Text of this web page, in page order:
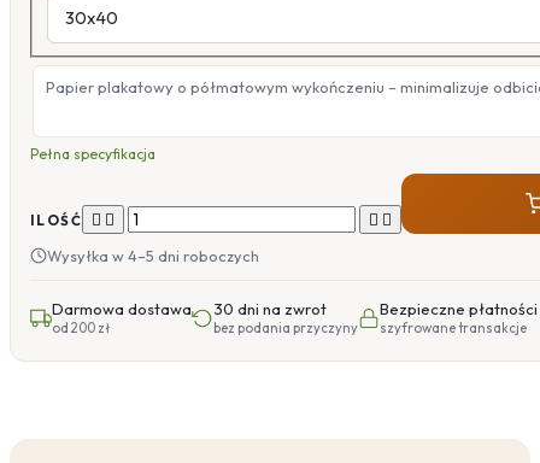
Papier plakatowy o półmatowym wykończeniu – minimalizuje
Pełna specyfikacja
ILOŚĆ    
Wysyłka w 4–5 dni roboczych
Darmowa dostawa
od 200 zł
30 dni na zwrot
bez podania przyczyny
Bezpieczne płatności
szyfrowane transakcje